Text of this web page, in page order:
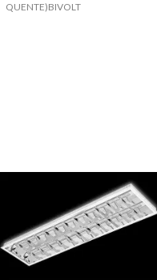
QUENTE)BIVOLT